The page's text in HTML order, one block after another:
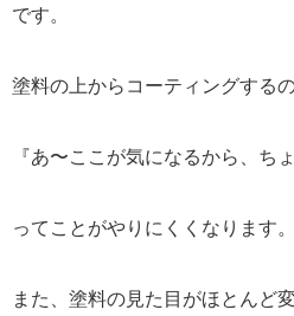
です。
塗料の上からコーティングする
『あ〜ここが気になるから、ち
ってことがやりにくくなります。
また、塗料の見た目がほとんど